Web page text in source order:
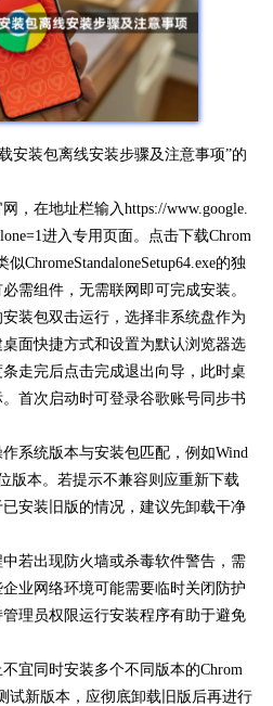
安装包离线安装步骤及注意事项”的
，在地址栏输入https://www.google.
进入专用页面。点击下载Chrom
ChromeStandaloneSetup64.exe的独
需组件，无需联网即可完成安装。
装包双击运行，选择非系统盘作为
面快捷方式和设置为默认浏览器选
走完后点击完成退出向导，此时桌
首次启动时可登录谷歌账号同步书
系统版本与安装包匹配，例如Wind
版本。若提示不兼容则应重新下载
安装旧版的情况，建议先卸载干净
若出现防火墙或杀毒软件警告，需
业网络环境可能需要临时关闭防护
理员权限运行安装程序有助于避免
宜同时安装多个不同版本的Chrom
试新版本，应彻底卸载旧版后再进行